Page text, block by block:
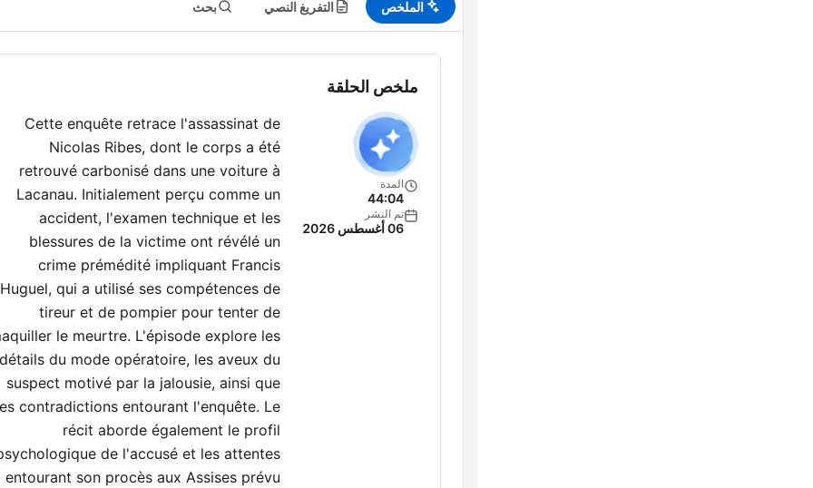
الملخص التفريغ النصي بحث
ملخص الحلقة
المدة
44:04
تم النشر
06 أغسطس 2026
Cette enquête retrace l'assassinat de
Nicolas Ribes, dont le corps a été
retrouvé carbonisé dans une voiture à
Lacanau. Initialement perçu comme un
accident, l'examen technique et les
blessures de la victime ont révélé un
crime prémédité impliquant Francis
Huguel, qui a utilisé ses compétences de
tireur et de pompier pour tenter de
le meurtre. L'épisode explore les
détails du mode opératoire, les aveux du
suspect motivé par la jalousie, ainsi que
contradictions entourant l'enquête. Le
récit aborde également le profil
de l'accusé et les attentes
entourant son procès aux Assises prévu